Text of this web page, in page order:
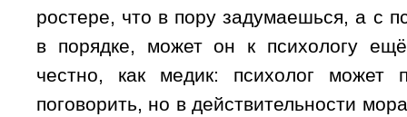
ростере, что в пору задумаешься, а с
в порядке, может он к психологу
честно, как медик: психолог может
поговорить, но в действительности